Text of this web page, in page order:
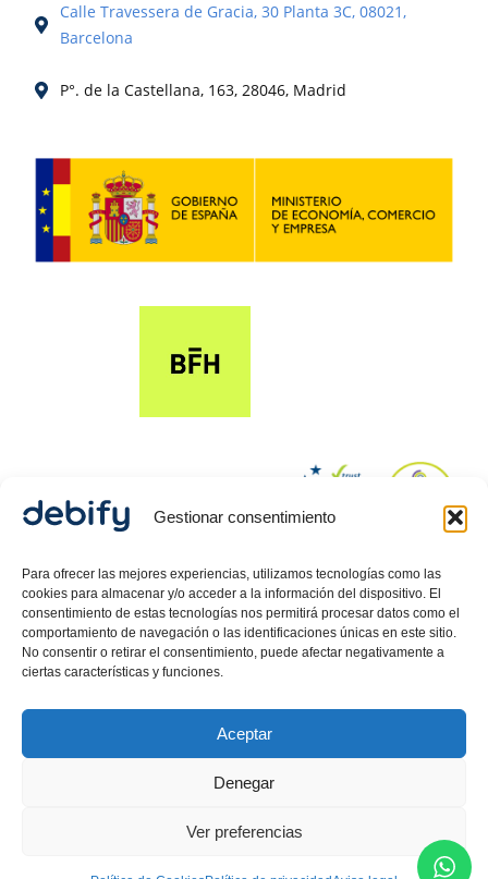
Gestionar consentimiento
Para ofrecer las mejores experiencias, utilizamos tecnologías como las
cookies para almacenar y/o acceder a la información del dispositivo. El
consentimiento de estas tecnologías nos permitirá procesar datos como el
comportamiento de navegación o las identificaciones únicas en este sitio.
No consentir o retirar el consentimiento, puede afectar negativamente a
ciertas características y funciones.
Aceptar
Denegar
Ver preferencias
Calle Travessera de Gracia, 30 Planta 3C, 08021,
Barcelona
P°. de la Castellana, 163, 28046, Madrid
© 2024 Debify – Derechos reservados.
Política de Privacidad
Aviso Legal
Política de cookies
Mercantil de Barcelona, Hoja 557512, Tomo 47626,
Carlos Guerrero
Ministerio de Justicia.